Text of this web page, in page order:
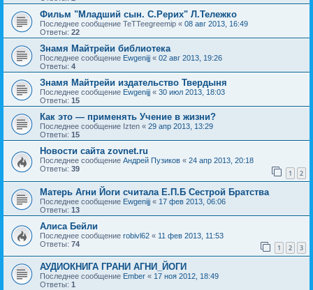
Фильм "Младший сын. С.Рерих" Л.Тележко
Последнее сообщение TeTTeegreemip « 08 авг 2013, 16:49
Ответы: 22
Знамя Майтрейи библиотека
Последнее сообщение Ewgenijj « 02 авг 2013, 19:26
Ответы: 4
Знамя Майтрейи издательство Твердыня
Последнее сообщение Ewgenijj « 30 июл 2013, 18:03
Ответы: 15
Как это — применять Учение в жизни?
Последнее сообщение Izten « 29 апр 2013, 13:29
Ответы: 15
Новости сайта zovnet.ru
Последнее сообщение Андрей Пузиков « 24 апр 2013, 20:18
Ответы: 39 1 2
Матерь Агни Йоги считала Е.П.Б Сестрой Братства
Последнее сообщение Ewgenijj « 17 фев 2013, 06:06
Ответы: 13
Алиса Бейли
Последнее сообщение robivl62 « 11 фев 2013, 11:53
Ответы: 74 1 2 3
АУДИОКНИГА ГРАНИ АГНИ_ЙОГИ
Последнее сообщение Ember « 17 ноя 2012, 18:49
Ответы: 1